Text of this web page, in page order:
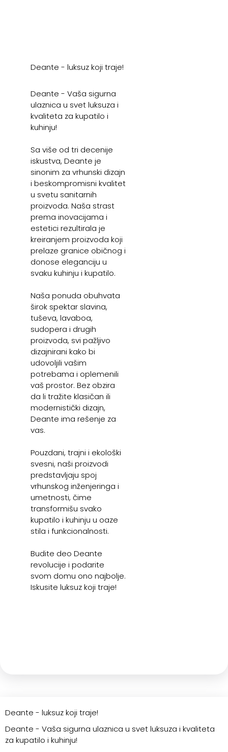
Deante - luksuz koji traje!
Deante - Vaša sigurna
ulaznica u svet luksuza i
kvaliteta za kupatilo i
kuhinju!
Sa više od tri decenije
iskustva, Deante je
sinonim za vrhunski dizajn
i beskompromisni kvalitet
u svetu sanitarnih
proizvoda. Naša strast
prema inovacijama i
estetici rezultirala je
kreiranjem proizvoda koji
prelaze granice običnog i
donose eleganciju u
svaku kuhinju i kupatilo.
Naša ponuda obuhvata
širok spektar slavina,
tuševa, lavaboa,
sudopera i drugih
proizvoda, svi pažljivo
dizajnirani kako bi
udovoljili vašim
potrebama i oplemenili
vaš prostor. Bez obzira
da li tražite klasičan ili
modernistički dizajn,
Deante ima rešenje za
vas.
Pouzdani, trajni i ekološki
svesni, naši proizvodi
predstavljaju spoj
vrhunskog inženjeringa i
umetnosti, čime
transformišu svako
kupatilo i kuhinju u oaze
stila i funkcionalnosti.
Budite deo Deante
revolucije i podarite
svom domu ono najbolje.
Iskusite luksuz koji traje!
Deante - luksuz koji traje!
Deante - Vaša sigurna ulaznica u svet luksuza i kvaliteta
za kupatilo i kuhinju!